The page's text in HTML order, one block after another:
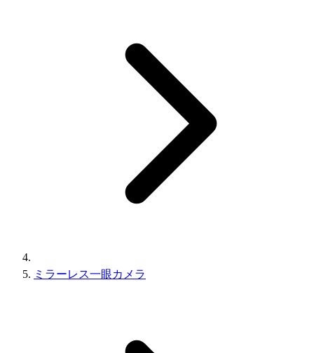
ミラーレス一眼カメラ